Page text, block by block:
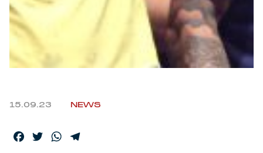
Helan x Genoa
Isolani x Genoa
15.09.23 NEWS
Facebook
TwitterWhatsApp